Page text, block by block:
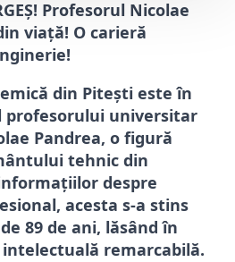
Profesorul Nicolae
viață! O carieră
din Pitești este în
profesorului universitar
Pandrea, o figură
tehnic din
despre
acesta s-a stins
89 de ani, lăsând în
remarcabilă.